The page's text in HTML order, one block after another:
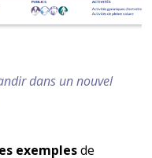
dans un nouvel
exemplesde